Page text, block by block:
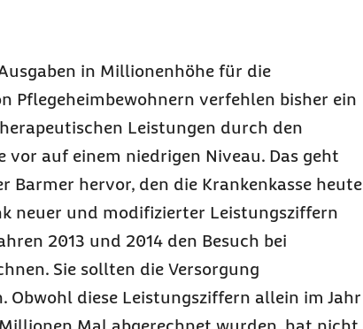
2018
in Millionenhöhe für die
Pflegeheimbewohnern verfehlen bisher ein
Leistungen durch den
auf einem niedrigen Niveau. Das geht
Barmer hervor, den die Krankenkasse heute
neuer und modifizierter Leistungsziffern
2013 und 2014 den Besuch bei
Sie sollten die Versorgung
Obwohl diese Leistungsziffern allein im Jahr